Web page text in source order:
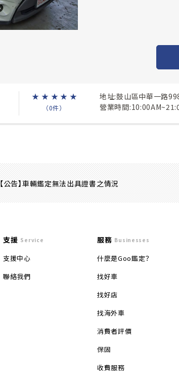
★ ★ ★ ★ ★
（0件）
地址:鼓山區中華一路
營業時間
【公告】車輛鑑定無法出具證書之情況
支援 Service
支援中心
聯絡我們
服務 Businesses
什麼是Goo鑑定？
找好車
找好店
找海外車
消費者評價
保固
收費服務